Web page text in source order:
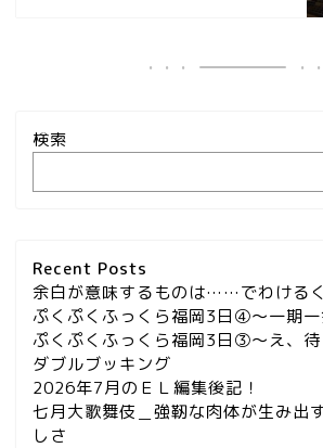
検索
Recent Posts
余白が意味するものは……でわけるく
ぷくぷくふっくら福岡3日④～一期一
ぷくぷくふっくら福岡3日③～え、
ダブルブッキング
2026年7月のＥＬ編集後記！
七月大歌舞伎＿強靭な肉体が生み出
しさ